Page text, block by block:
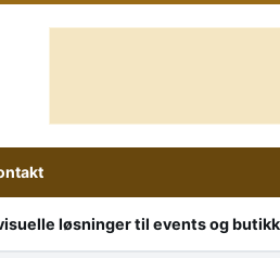
løsninger til events og